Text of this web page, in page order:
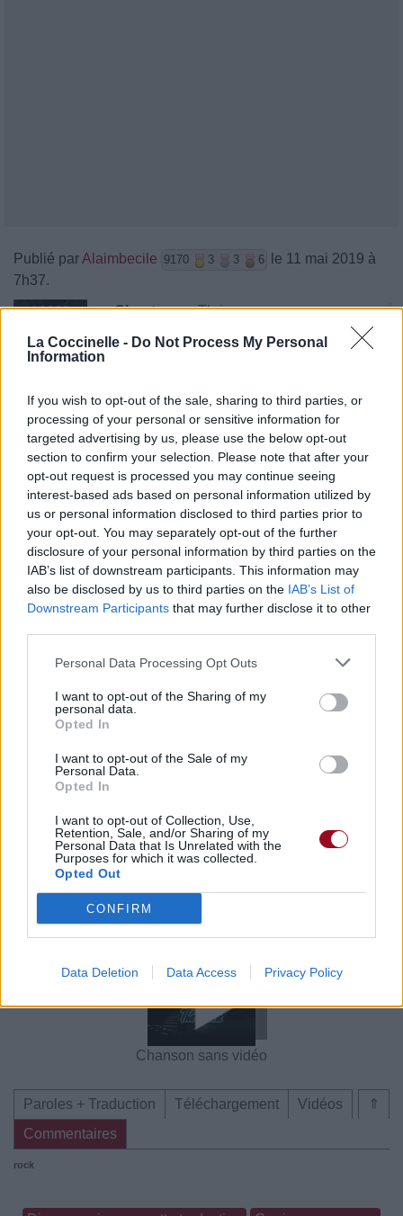
La Coccinelle - Do Not Process My Personal
Information
If you wish to opt-out of the sale, sharing to third parties, or
processing of your personal or sensitive information for
targeted advertising by us, please use the below opt-out
section to confirm your selection. Please note that after your
opt-out request is processed you may continue seeing
interest-based ads based on personal information utilized by
us or personal information disclosed to third parties prior to
your opt-out. You may separately opt-out of the further
disclosure of your personal information by third parties on the
IAB’s list of downstream participants. This information may
also be disclosed by us to third parties on the IAB’s List of
Downstream Participants that may further disclose it to other
Personal Data Processing Opt Outs
I want to opt-out of the Sharing of my
personal data.
Opted In
I want to opt-out of the Sale of my
Personal Data.
Opted In
I want to opt-out of Collection, Use,
Retention, Sale, and/or Sharing of my
Personal Data that Is Unrelated with the
Purposes for which it was collected.
Opted Out
CONFIRM
Data Deletion Data Access Privacy Policy
Publié parAlaimbecile 9170 3 3 6
le 11 mai 2019 à
7h37.
Chanteurs : Thrice
Albums :
Palms
Paroles + Traduction Téléchargement
Vidéos
Commentaires
Pour prolonger le plaisir musical :
Vous aimez chanter, apprenez la guitare chez
Télécharger légalement les MP3 sur
Télécharger légalement les MP3 ou trouver le CD sur
Trouver des vinyles et des CD sur
meilleur prix sur
Paroles + Traduction Téléchargement
Vidéos
Commentaires
Voir la vidéo de «The Dark»
Chanson sans vidéo
⇑
Paroles + Traduction Téléchargement
Vidéos
Commentaires
rock